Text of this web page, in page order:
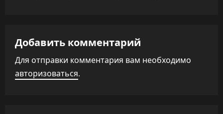
и
я
Добавить комментарий
Для отправки комментария вам необходимо
авторизоваться.